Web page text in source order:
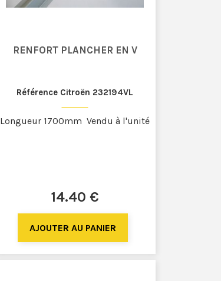
RENFORT PLANCHER EN V
Référence Citroën 232194VL
14.40 €
Longueur 1700mm Vendu à l'unité